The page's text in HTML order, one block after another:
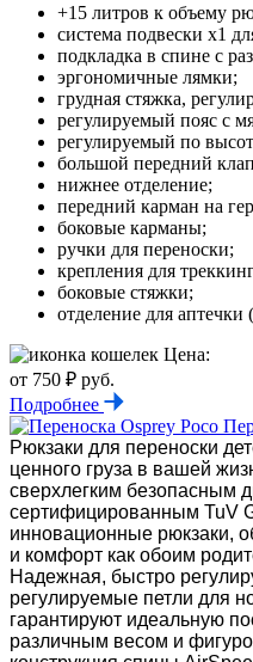
+15 литров к объему
система подвески х1
подкладка в спине с
эргономичные лямки;
грудная стяжка,
регулируемый пояс с
регулируемый по
большой передний
нижнее отделение;
передний карман на
боковые карманы;
ручки для переноски;
крепления для
боковые стяжки;
отделение для аптечки
Цена:
от 750 ₽ руб.
Подробнее
Рюкзаки для переноски
ценного груза в вашей
сверхлегким безопасным
сертифицированным TuV
инновационные рюкзаки,
и комфорт как обоим
Надежная, быстро
регулируемые петли для
гарантируют идеальную
различным весом и